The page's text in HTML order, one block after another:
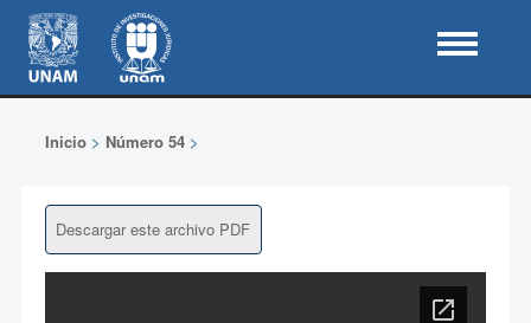
Inicio> Número 54>
Descargar este archivo PDF